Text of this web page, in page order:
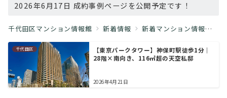
2026年6月17日 成約事例ページを公開予定です！
千代田区マンション情報館 新着情報 新着マンション情報
千代田区
【東京パークタワー】神保町駅徒歩1分｜
28階×南向き、116㎡超の天空私邸
2026年4月21日